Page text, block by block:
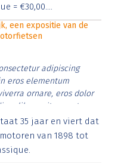
= €30,00....
een expositie van de
adipiscing
eros elementum
ornare, eros dolor
libero vitae erat.
id rutrum lorem
tristique posuere.
35 jaar en viert dat
van 1898 tot